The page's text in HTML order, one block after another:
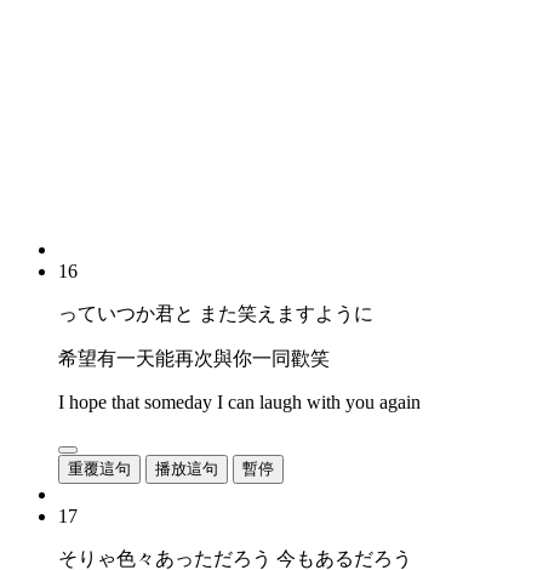
16
っていつか君と また笑えますように
希望有一天能再次與你一同歡笑
I hope that someday I can laugh with you again
重覆這句 播放這句 暫停
17
そりゃ色々あっただろう 今もあるだろう